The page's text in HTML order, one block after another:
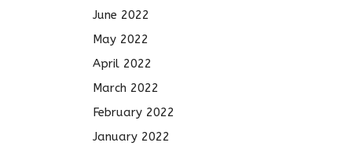
June 2022
May 2022
April 2022
March 2022
February 2022
January 2022